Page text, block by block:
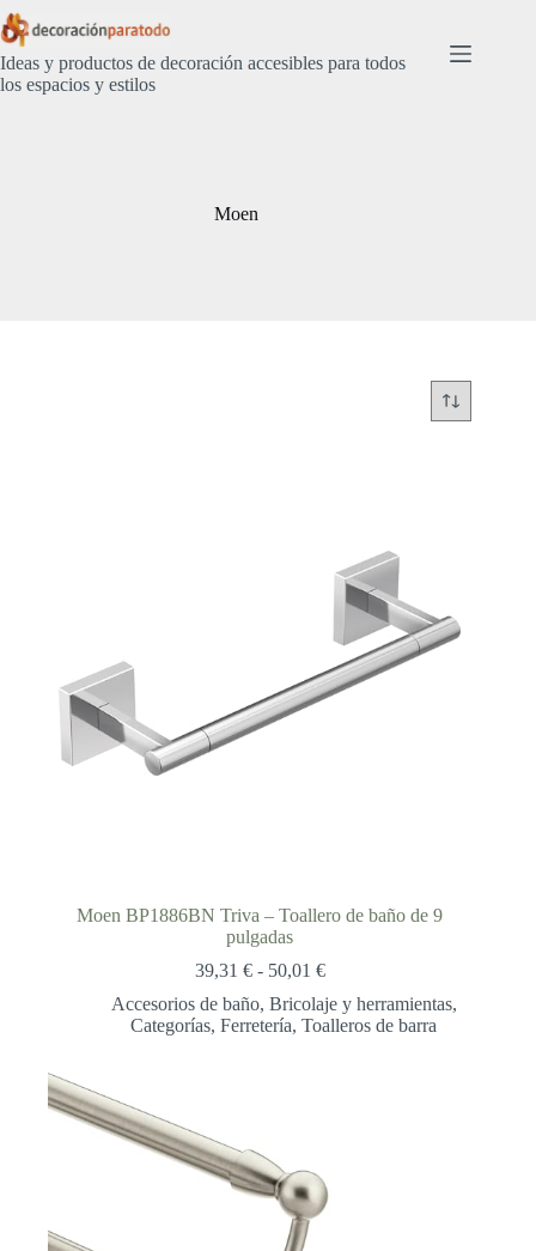
Saltar
al
contenido
Ideas y productos de decoración accesibles para todos
los espacios y estilos
Moen
Moen BP1886BN Triva – Toallero de baño de 9
pulgadas
39,31 € - 50,01 €Rango
precios:
desde
Accesorios de baño, Bricolaje y herramientas,
Categorías,Ferretería,Toalleros de barra